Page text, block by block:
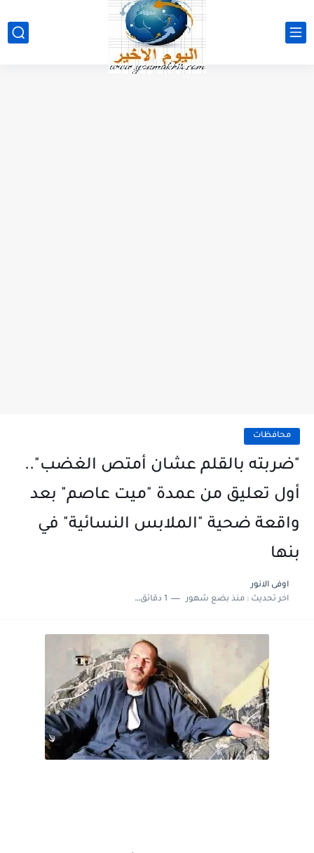
محافظات
"ضربته بالقلم عشان أمتص الغضب"..
أول تعليق من عمدة "ميت عاصم" بعد
واقعة ضحية "الملابس النسائية" في
بنها
اوفى الانور
اخر تحديث :منذ بضع شهور 1 دقائق للقراءة